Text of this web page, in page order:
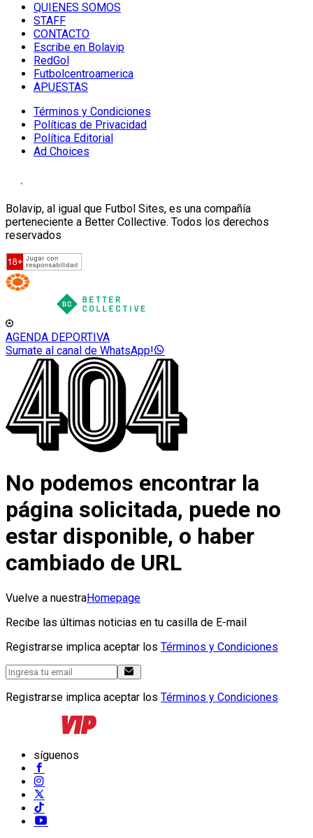
QUIENES SOMOS
STAFF
CONTACTO
Escribe en Bolavip
RedGol
Futbolcentroamerica
APUESTAS
Términos y Condiciones
Políticas de Privacidad
Política Editorial
Ad Choices
Bolavip, al igual que Futbol Sites, es una compañía
perteneciente a Better Collective. Todos los derechos
reservados
AGENDA DEPORTIVA
Sumate al canal de WhatsApp!
No podemos encontrar la
página solicitada, puede no
estar disponible, o haber
cambiado de URL
Vuelve a nuestraHomepage
Recibe las últimas noticias en tu casilla de E-mail
Registrarse implica aceptar los Términos y Condiciones
Registrarse implica aceptar los Términos y Condiciones
síguenos